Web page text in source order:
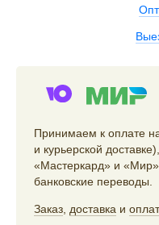
Принимаем к оплате
и курьерской
«Мастеркард» и
банковские переводы.
Заказ, доставка и